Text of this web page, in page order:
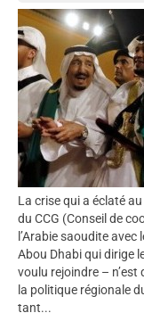
La crise qui a éclaté
du CCG (Conseil de
l’Arabie saoudite
Abou Dhabi qui dirige
voulu rejoindre – n’est
la politique régionale
tant...